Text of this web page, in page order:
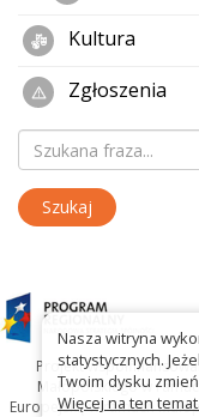
Kultura
Zgłoszenia
Projekt
Małopolskiego w
Europejską w ramach
Nasza witryna
statystycznych.
Twoim dysku
Więcej na ten